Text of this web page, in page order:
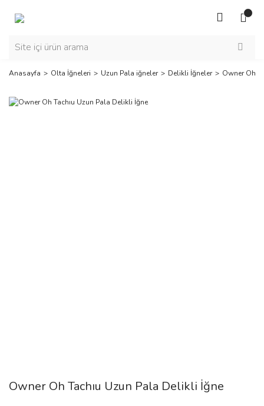
Anasayfa Olta İğneleri Uzun Pala iğneler Delikli İğneler Owner Oh
Owner Oh Tachıu Uzun Pala Delikli İğne